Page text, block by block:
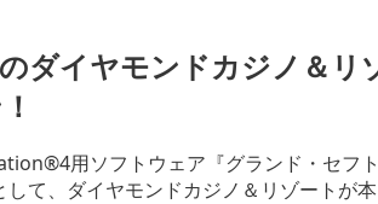
ダイヤモンドカジノ＆
用ソフトウェア『グランド・セフ
て、ダイヤモンドカジノ＆リゾートが